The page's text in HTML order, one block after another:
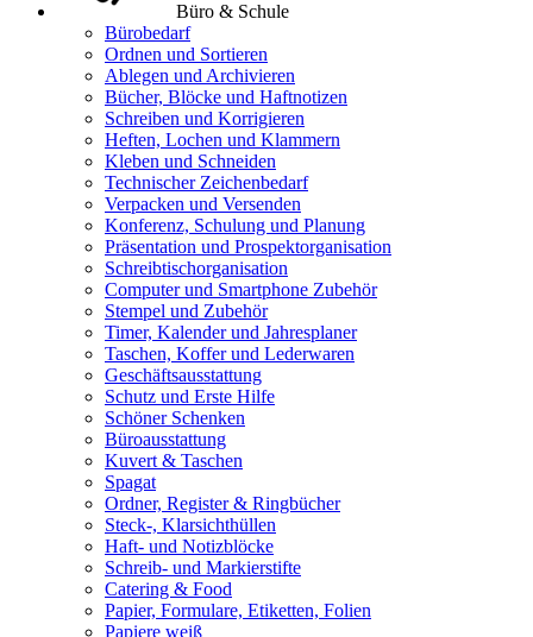
Büro & Schule
Bürobedarf
Ordnen und Sortieren
Ablegen und Archivieren
Bücher, Blöcke und Haftnotizen
Schreiben und Korrigieren
Heften, Lochen und Klammern
Kleben und Schneiden
Technischer Zeichenbedarf
Verpacken und Versenden
Konferenz, Schulung und Planung
Präsentation und Prospektorganisation
Schreibtischorganisation
Computer und Smartphone Zubehör
Stempel und Zubehör
Timer, Kalender und Jahresplaner
Taschen, Koffer und Lederwaren
Geschäftsausstattung
Schutz und Erste Hilfe
Schöner Schenken
Büroausstattung
Kuvert & Taschen
Spagat
Ordner, Register & Ringbücher
Steck-, Klarsichthüllen
Haft- und Notizblöcke
Schreib- und Markierstifte
Catering & Food
Papier, Formulare, Etiketten, Folien
Papiere weiß